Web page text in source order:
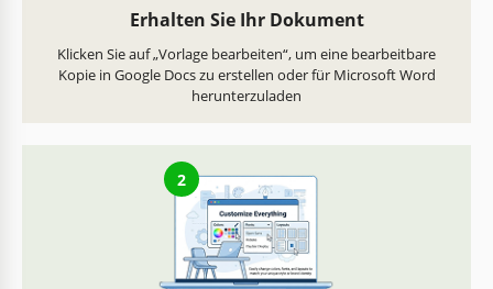
Erhalten Sie Ihr Dokument
Klicken Sie auf „Vorlage bearbeiten“, um eine bearbeitbare
Kopie in Google Docs zu erstellen oder für Microsoft Word
herunterzuladen
2